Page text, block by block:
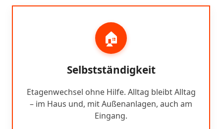
🏠
Selbstständigkeit
Etagenwechsel ohne Hilfe. Alltag bleibt Alltag
– im Haus und, mit Außenanlagen, auch am
Eingang.